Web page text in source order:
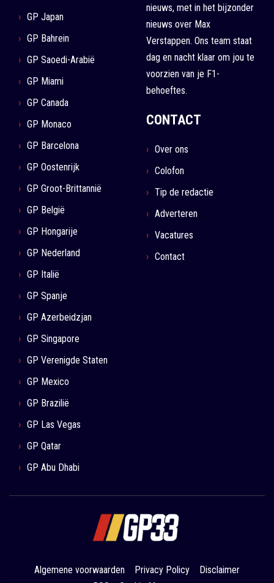
GP Japan
GP Bahrein
GP Saoedi-Arabië
GP Miami
GP Canada
GP Monaco
GP Barcelona
GP Oostenrijk
GP Groot-Brittannië
GP België
GP Hongarije
GP Nederland
GP Italië
GP Spanje
GP Azerbeidzjan
GP Singapore
GP Verenigde Staten
GP Mexico
GP Brazilië
GP Las Vegas
GP Qatar
GP Abu Dhabi
nieuws, met in het bijzonder
nieuws over Max
Verstappen. Ons team staat
dag en nacht klaar om jou te
voorzien van je F1-
behoeftes.
CONTACT
Over ons
Colofon
Tip de redactie
Adverteren
Vacatures
Contact
Algemene voorwaarden Privacy Policy
Disclaimer